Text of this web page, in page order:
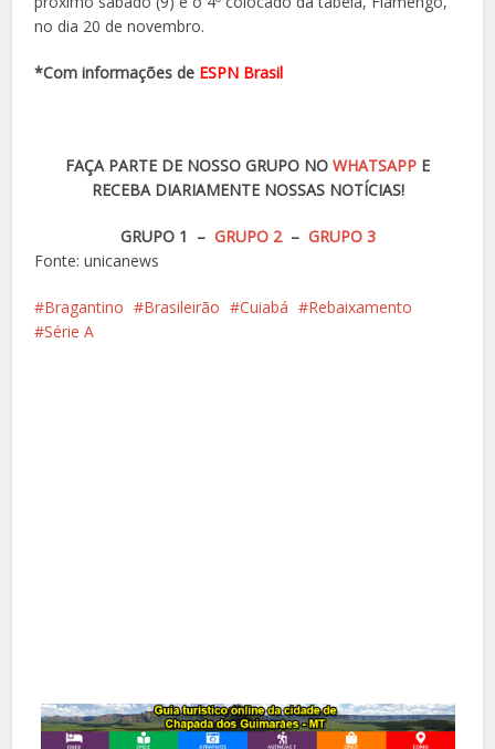
no dia 20 de novembro.
*Com informações de ESPN Brasil
FAÇA PARTE DE NOSSO GRUPO NO WHATSAPP E
RECEBA DIARIAMENTE NOSSAS NOTÍCIAS!
GRUPO 1 – GRUPO 2– GRUPO 3
Fonte: unicanews
Bragantino Brasileirão Cuiabá
Rebaixamento
Série A